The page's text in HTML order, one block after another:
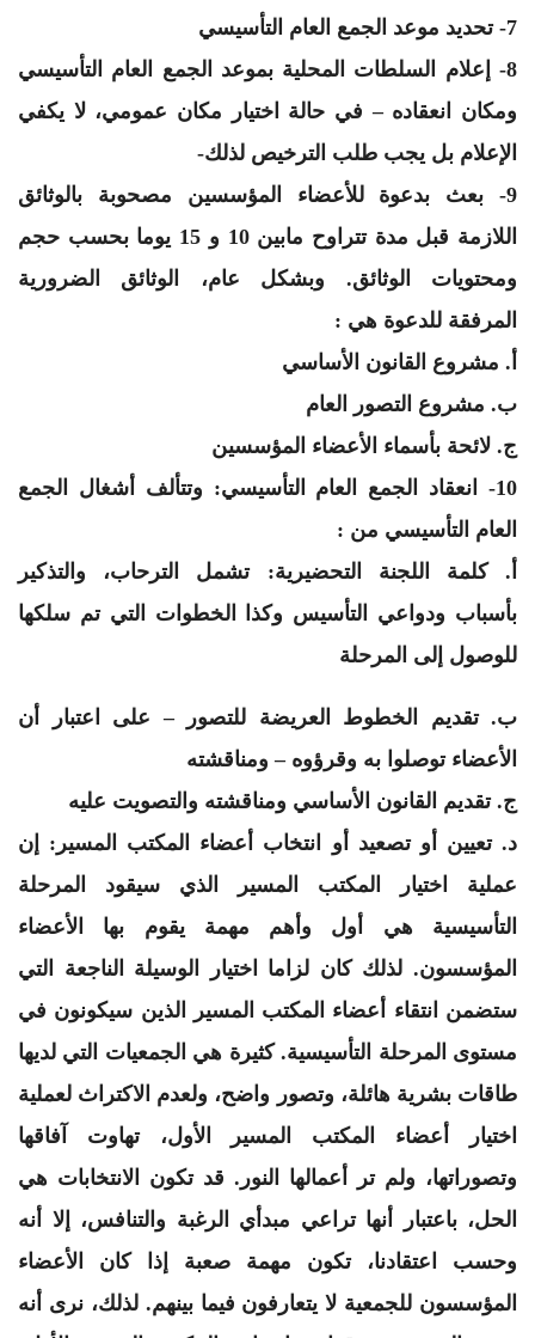
7- تحديد موعد الجمع العام التأسيسي
8- إعلام السلطات المحلية بموعد الجمع العام التأسيسي
ومكان انعقاده – في حالة اختيار مكان عمومي، لا يكفي
الإعلام بل يجب طلب الترخيص لذلك-
9- بعث بدعوة للأعضاء المؤسسين مصحوبة بالوثائق
اللازمة قبل مدة تتراوح مابين 10 و 15 يوما بحسب حجم
ومحتويات الوثائق. وبشكل عام، الوثائق الضرورية
المرفقة للدعوة هي :
‌أ. مشروع القانون الأساسي
‌ب. مشروع التصور العام
‌ج. لائحة بأسماء الأعضاء المؤسسين
10- انعقاد الجمع العام التأسيسي: وتتألف أشغال الجمع
العام التأسيسي من :
‌أ. كلمة اللجنة التحضيرية: تشمل الترحاب، والتذكير
بأسباب ودواعي التأسيس وكذا الخطوات التي تم سلكها
للوصول إلى المرحلة
‌ب. تقديم الخطوط العريضة للتصور – على اعتبار أن
الأعضاء توصلوا به وقرؤوه – ومناقشته
‌ج. تقديم القانون الأساسي ومناقشته والتصويت عليه
‌د. تعيين أو تصعيد أو انتخاب أعضاء المكتب المسير: إن
عملية اختيار المكتب المسير الذي سيقود المرحلة
التأسيسية هي أول وأهم مهمة يقوم بها الأعضاء
المؤسسون. لذلك كان لزاما اختيار الوسيلة الناجعة التي
ستضمن انتقاء أعضاء المكتب المسير الذين سيكونون في
مستوى المرحلة التأسيسية. كثيرة هي الجمعيات التي لديها
طاقات بشرية هائلة، وتصور واضح، ولعدم الاكتراث لعملية
اختيار أعضاء المكتب المسير الأول، تهاوت آفاقها
وتصوراتها، ولم تر أعمالها النور. قد تكون الانتخابات هي
الحل، باعتبار أنها تراعي مبدأي الرغبة والتنافس، إلا أنه
وحسب اعتقادنا، تكون مهمة صعبة إذا كان الأعضاء
المؤسسون للجمعية لا يتعارفون فيما بينهم. لذلك، نرى أنه